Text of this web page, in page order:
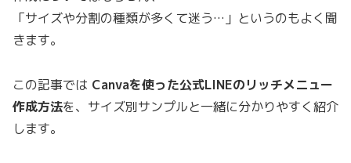
「サイズや分割の種類が多くて迷う…」というのもよく聞
きます。
この記事では Canvaを使った公式LINEのリッチメニュー
作成方法を、サイズ別サンプルと一緒に分かりやすく紹介
します。